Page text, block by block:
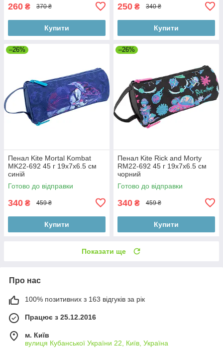
260 ₴ 370 ₴
Купити
250 ₴ 340 ₴
Купити
–26%
Пенал Kite Mortal Kombat
MK22-692 45 г 19х7х6.5 см
синій
Готово до відправки
340 ₴ 459 ₴
Купити
–26%
Пенал Kite Rick and Morty
RM22-692 45 г 19х7х6.5 см
чорний
Готово до відправки
340 ₴ 459 ₴
Купити
Показати ще
Про нас
100% позитивних з 163 відгуків за рік
Працює з 25.12.2016
м. Київ
вулиця Кубанської України 22, Київ, Україна